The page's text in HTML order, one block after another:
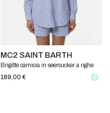
MC2 SAINT BARTH
Brigitte camicia in seersucker a righe
con ricamo Mc2 Saint Barth
189,00 €